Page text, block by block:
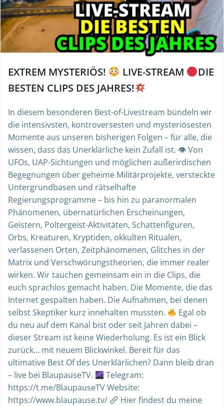
EXTREM MYSTERIÖS! LIVE-STREAM
DIE
BESTEN CLIPS DES JAHRES!
In diesem besonderen Best-of-Livestream bündeln wir
die intensivsten, kontroversesten und mysteriösesten
Momente aus unseren bisherigen Folgen – für alle, die
wissen, dass das Unerklärliche kein Zufall ist. 👁 Von
UFOs, UAP-Sichtungen und möglichen außerirdischen
Begegnungen über geheime Militärprojekte, versteckte
Untergrundbasen und rätselhafte
Regierungsprogramme – bis hin zu paranormalen
Phänomenen, übernatürlichen Erscheinungen,
Geistern, Poltergeist-Aktivitäten, Schattenfiguren,
Orbs, Kreaturen, Kryptiden, okkulten Ritualen,
verlassenen Orten, Zeitphänomenen, Glitches in der
Matrix und Verschwörungstheorien, die immer realer
wirken. Wir tauchen gemeinsam ein in die Clips, die
euch sprachlos gemacht haben. Die Momente, die das
Internet gespalten haben. Die Aufnahmen, bei denen
selbst Skeptiker kurz innehalten mussten.
Egal ob
du neu auf dem Kanal bist oder seit Jahren dabei –
dieser Stream ist keine Wiederholung. Es ist ein Blick
zurück… mit neuem Blickwinkel. Bereit für das
ultimative Best Of des Unerklärlichen? Dann bleib dran
– live bei BlaupauseTV.
Telegram:
https://t.me/BlaupauseTV Website:
https://www.blaupause.tv/
Hier findest du meine